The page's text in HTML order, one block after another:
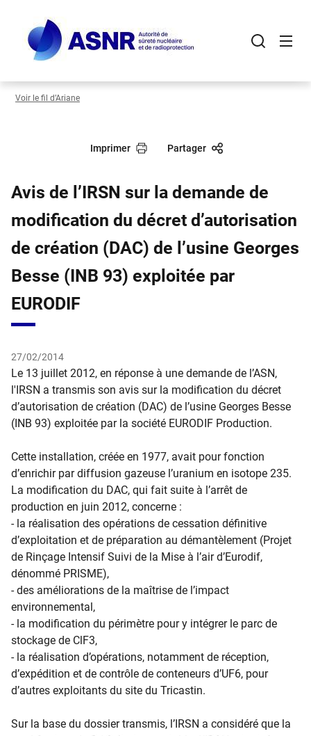
contenu
principal
Voir le fil d’Ariane
Imprimer Partager
Avis de l’IRSN sur la demande de
modification du décret d’autorisation
de création (DAC) de l’usine Georges
Besse (INB 93) exploitée par
EURODIF
27/02/2014
​Le 13 juillet 2012, en réponse à une demande de l’ASN,
l'IRSN a transmis son avis sur la modification du décret
d’autorisation de création (DAC) de l’usine Georges Besse
(INB 93) exploitée par la société EURODIF Production.
Cette installation, créée en 1977, avait pour fonction
d’enrichir par diffusion gazeuse l’uranium en isotope 235.
La modification du DAC, qui fait suite à l’arrêt de
production en juin 2012, concerne :
- la réalisation des opérations de cessation définitive
d’exploitation et de préparation au démantèlement (Projet
de Rinçage Intensif Suivi de la Mise à l’air d’Eurodif,
dénommé PRISME),
- des améliorations de la maîtrise de l’impact
environnemental,
- la modification du périmètre pour y intégrer le parc de
stockage de ClF3,
- la réalisation d’opérations, notamment de réception,
d’expédition et de contrôle de conteneurs d’UF6, pour
d’autres exploitants du site du Tricastin.
Sur la base du dossier transmis, l’IRSN a considéré que la